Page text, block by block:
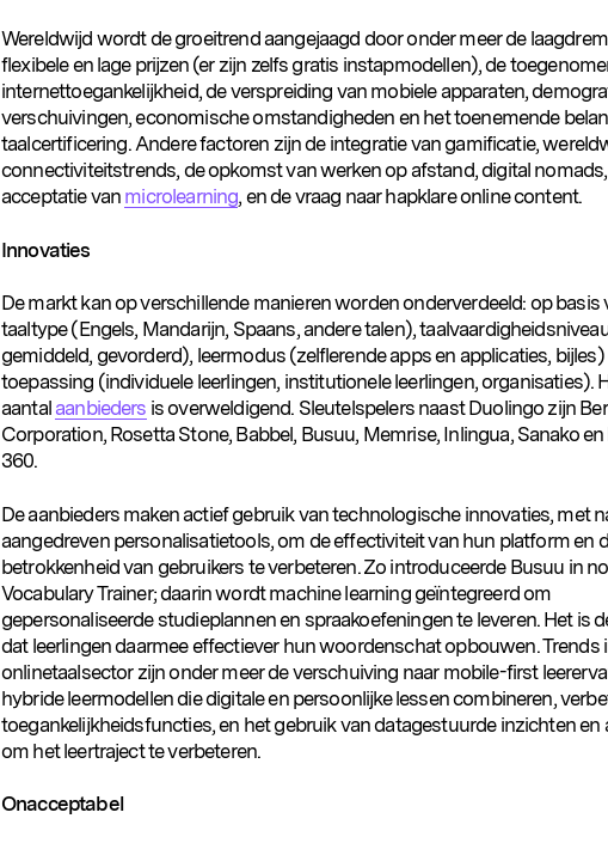
Wereldwijd wordt de groeitrend aangejaagd door onder meer de
flexibele en lage prijzen (er zijn zelfs gratis instapmodellen), de
internettoegankelijkheid, de verspreiding van mobiele apparaten,
verschuivingen, economische omstandigheden en het toenemende
taalcertificering. Andere factoren zijn de integratie van gamificatie,
connectiviteitstrends, de opkomst van werken op afstand, digital
acceptatie van microlearning, en de vraag naar hapklare online content.
Innovaties
De markt kan op verschillende manieren worden onderverdeeld: op basis
taaltype (Engels, Mandarijn, Spaans, andere talen),
gemiddeld, gevorderd), leermodus (zelflerende apps en applicaties, bijles)
toepassing (individuele leerlingen, institutionele leerlingen, organisaties).
aantal aanbieders is overweldigend. Sleutelspelers naast Duolingo zijn
Corporation, Rosetta Stone, Babbel, Busuu, Memrise, Inlingua, Sanako
360.
De aanbieders maken actief gebruik van technologische innovaties, met
aangedreven personalisatietools, om de effectiviteit van hun platform en
betrokkenheid van gebruikers te verbeteren. Zo introduceerde Busuu in
Vocabulary Trainer; daarin wordt machine learning geïntegreerd om
gepersonaliseerde studieplannen en spraakoefeningen te leveren. Het is
dat leerlingen daarmee effectiever hun woordenschat opbouwen. Trends
onlinetaalsector zijn onder meer de verschuiving naar mobile-first
hybride leermodellen die digitale en persoonlijke lessen combineren,
toegankelijkheidsfuncties, en het gebruik van datagestuurde inzichten en
om het leertraject te verbeteren.
Onacceptabel